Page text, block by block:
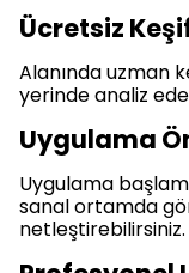
Ücretsiz
Alanında uzman
yerinde analiz
Uygulama
Uygulama
sanal ortamda
netleştirebilirsiniz.